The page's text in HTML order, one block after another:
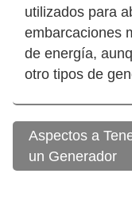
utilizados para
embarcaciones
de energía,
otro tipos de
Aspectos a
un Generador